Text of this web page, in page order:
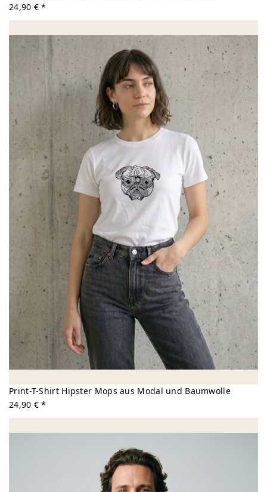
24,90 € *
Print-T-Shirt Hipster Mops aus Modal und Baumwolle
24,90 € *